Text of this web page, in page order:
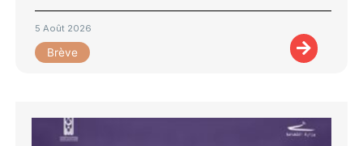
5 Août 2026
Brève